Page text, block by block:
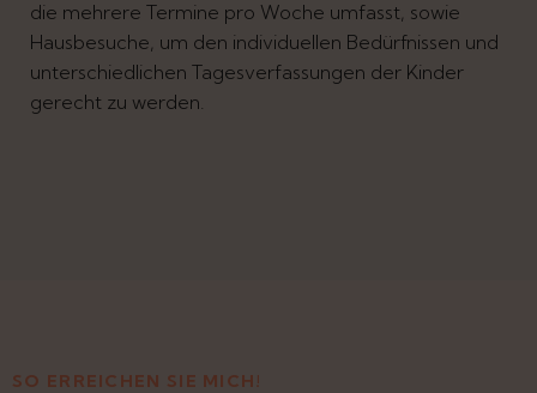
die mehrere Termine pro Woche umfasst, sowie
Hausbesuche, um den individuellen Bedürfnissen und
unterschiedlichen Tagesverfassungen der Kinder
gerecht zu werden.
SO ERREICHEN SIE MICH!